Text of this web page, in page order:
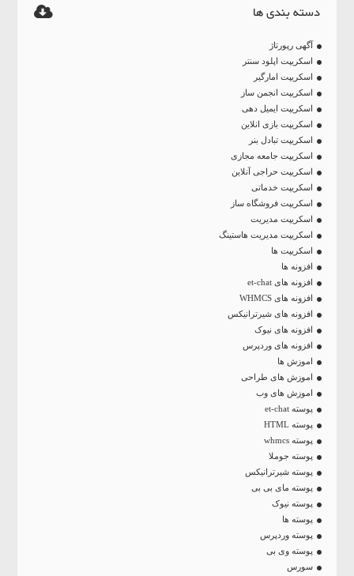
دسته بندی ها
آگهی رپورتاژ
اسکریپت اپلود سنتر
اسکریپت امارگیر
اسکریپت انجمن ساز
اسکریپت ایمیل دهی
اسکریپت بازی انلاین
اسکریپت تبادل بنر
اسکریپت جامعه مجازی
اسکریپت حراجی آنلاین
اسکریپت خدماتی
اسکریپت فروشگاه ساز
اسکریپت مدیریت
اسکریپت مدیریت هاستینگ
اسکریپت ها
افزونه ها
افزونه های et-chat
افزونه های WHMCS
افزونه های شیرترانیکس
افزونه های نیوک
افزونه های وردپرس
اموزش ها
اموزش های طراحی
اموزش های وب
پوسته et-chat
پوسته HTML
پوسته whmcs
پوسته جوملا
پوسته شیرترانیکس
پوسته مای بی بی
پوسته نیوک
پوسته ها
پوسته وردپرس
پوسته وی بی
سورس